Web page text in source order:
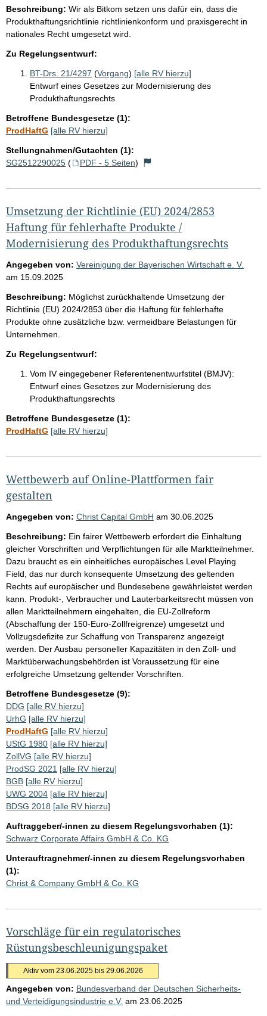
Beschreibung: Wir als Bitkom setzen uns dafür ein, dass die
Produkthaftungsrichtlinie richtlinienkonform und praxisgerecht in
nationales Recht umgesetzt wird.
Zu Regelungsentwurf:
BT-Drs. 21/4297 (Vorgang) [alle RV hierzu]
Entwurf eines Gesetzes zur Modernisierung des
Produkthaftungsrechts
Betroffene Bundesgesetze (1):
ProdHaftG [alle RV hierzu]
Stellungnahmen/Gutachten (1):
SG2512290025 ( PDF - 5 Seiten)
Umsetzung der Richtlinie (EU) 2024/2853
Haftung für fehlerhafte Produkte /
Modernisierung des Produkthaftungsrechts
Angegeben von: Vereinigung der Bayerischen Wirtschaft e. V.
am 15.09.2025
Beschreibung: Möglichst zurückhaltende Umsetzung der
Richtlinie (EU) 2024/2853 über die Haftung für fehlerhafte
Produkte ohne zusätzliche bzw. vermeidbare Belastungen für
Unternehmen.
Zu Regelungsentwurf:
Vom IV eingegebener Referentenentwurfstitel (BMJV):
Entwurf eines Gesetzes zur Modernisierung des
Produkthaftungsrechts
Betroffene Bundesgesetze (1):
ProdHaftG [alle RV hierzu]
Wettbewerb auf Online-Plattformen fair
gestalten
Angegeben von: Christ Capital GmbH am 30.06.2025
Beschreibung: Ein fairer Wettbewerb erfordert die Einhaltung
gleicher Vorschriften und Verpflichtungen für alle Marktteilnehmer.
Dazu braucht es ein einheitliches europäisches Level Playing
Field, das nur durch konsequente Umsetzung des geltenden
Rechts auf europäischer und Bundesebene gewährleistet werden
kann. Produkt-, Verbraucher und Lauterbarkeitsrecht müssen von
allen Marktteilnehmern eingehalten, die EU-Zollreform
(Abschaffung der 150-Euro-Zollfreigrenze) umgesetzt und
Vollzugsdefizite zur Schaffung von Transparenz angezeigt
werden. Der Ausbau personeller Kapazitäten in den Zoll- und
Marktüberwachungsbehörden ist Voraussetzung für eine
erfolgreiche Umsetzung geltender Vorschriften.
Betroffene Bundesgesetze (9):
DDG [alle RV hierzu]
UrhG [alle RV hierzu]
ProdHaftG [alle RV hierzu]
UStG 1980 [alle RV hierzu]
ZollVG [alle RV hierzu]
ProdSG 2021 [alle RV hierzu]
BGB [alle RV hierzu]
UWG 2004 [alle RV hierzu]
BDSG 2018 [alle RV hierzu]
Auftraggeber/-innen zu diesem Regelungsvorhaben (1):
Schwarz Corporate Affairs GmbH & Co. KG
Unterauftragnehmer/-innen zu diesem Regelungsvorhaben
(1):
Christ & Company GmbH & Co. KG
Vorschläge für ein regulatorisches
Rüstungsbeschleunigungspaket
Aktiv vom 23.06.2025 bis 29.06.2026
Angegeben von: Bundesverband der Deutschen Sicherheits-
und Verteidigungsindustrie e.V. am 23.06.2025